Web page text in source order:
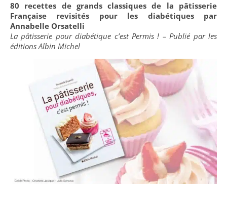
80 recettes de grands classiques de la pâtisserie
Française revisités pour les diabétiques par
Annabelle Orsatelli
La pâtisserie pour diabétique c’est Permis ! – Publié par les
éditions Albin Michel